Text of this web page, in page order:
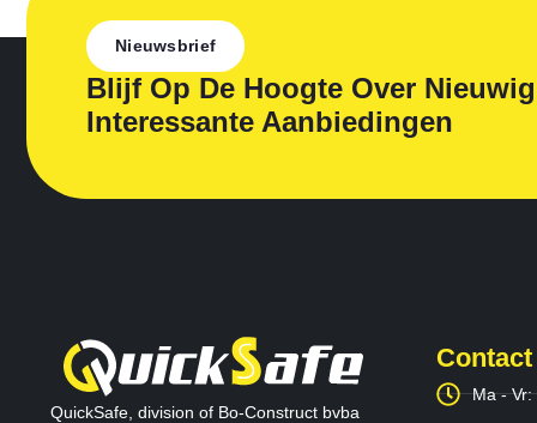
Nieuwsbrief
Blijf Op De Hoogte Over
Interessante Aanbiedingen
QuickSafe, division of Bo-Construct bvba
Ma -